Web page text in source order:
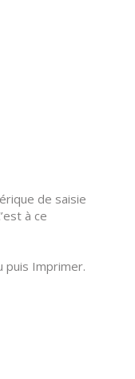
de saisie
à ce
puis Imprimer.